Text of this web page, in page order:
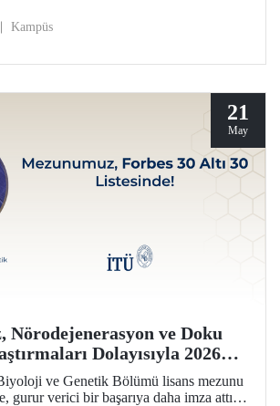
Kampüs
21
May
Nörodejenerasyon ve Doku
Dolayısıyla 2026
30 Listesinde!
ve Genetik Bölümü lisans mezunu
gurur verici bir başarıya daha imza attı.